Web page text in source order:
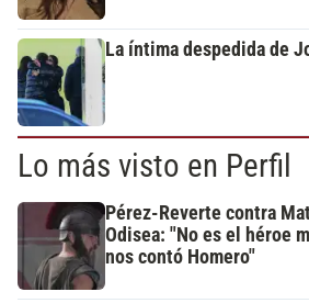
La íntima despedida de
Lo más visto en Perfil
Pérez-Reverte contra
Odisea: "No es el héroe
nos contó Homero"